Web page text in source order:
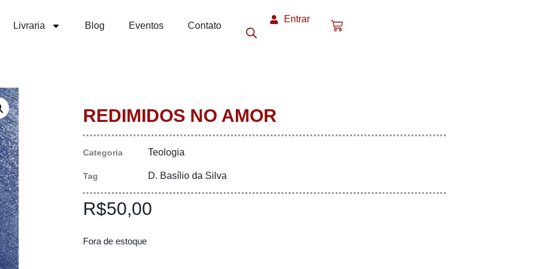
Livraria Blog Eventos Contato
Entrar
REDIMIDOS NO AMOR
Categoria Teologia
Tag D. Basílio da Silva
R$50,00
Fora de estoque